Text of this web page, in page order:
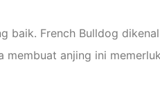
baik. French Bulldog
anjing ini